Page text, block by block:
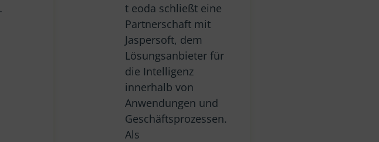
t eoda schließt eine
Partnerschaft mit
Jaspersoft, dem
Lösungsanbieter für
die Intelligenz
innerhalb von
Anwendungen und
Geschäftsprozessen.
Als